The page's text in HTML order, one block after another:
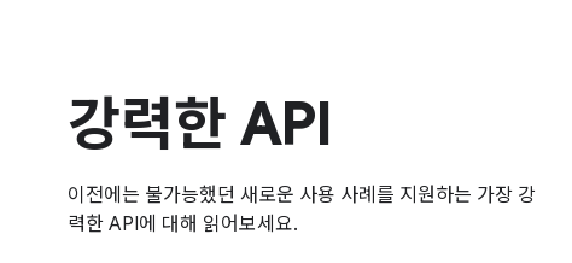
강력한 API
이전에는 불가능했던 새로운 사용 사례를 지원하는 가장 강
력한 API에 대해 읽어보세요.